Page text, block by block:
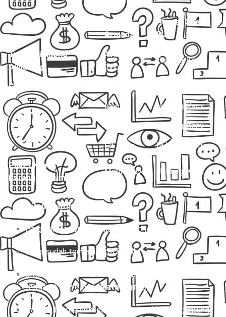
Layanan
Jenis
Armada
Harga (One
Way)
Travel Cibinong –
Ajibarang
Avanza /
Innova
Hubungi Kami
Charter Mobil Drop Off
Innova Hubungi Kami
Hiace Hubungi Kami
Elf Long Hubungi Kami
Paket Kilat
Barang/Dokumen
Mobil Travel Hubungi Kami
📌 Catatan Penting:
Harga di atas untuk sekali jalan (one way).
Biaya sudah termasuk tol & BBM.
Untuk charter, driver sudah termasuk, tapi belum
termasuk biaya inap (jika menginap).
Paket kilat memiliki estimasi waktu kirim tergantung